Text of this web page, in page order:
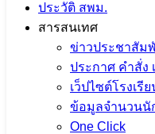
ประวัติ สพม.
สารสนเทศ
ข่าวประชาสัม
ประกาศ คำสั่ง
เว็ปไซต์โรงเรี
ข้อมูลจำนวนนั
One Click
29 พฤษภาคม 2021
ITA2569
การสร้างวัฒนธรรม-NO-Gift-
จำนวนผู้ชม: 2,696
เนื้อหาอื่นๆ